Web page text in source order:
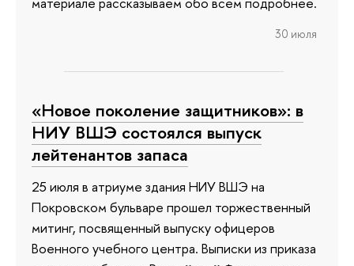
30 июля
«Новое поколение защитников»: в
НИУ ВШЭ состоялся выпуск
лейтенантов запаса
25 июля в атриуме здания НИУ ВШЭ на
Покровском бульваре прошел торжественный
митинг, посвященный выпуску офицеров
Военного учебного центра. Выписки из приказа